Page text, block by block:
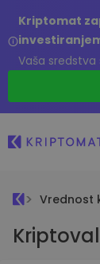
Kriptomat
Vaša
Vrednost